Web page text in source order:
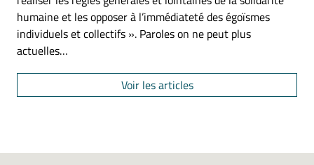
humaine et les opposer à l’immédiateté des égoïsmes
individuels et collectifs ». Paroles on ne peut plus
actuelles…
Voir les articles